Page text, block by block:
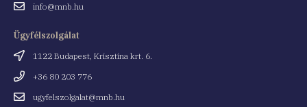
Emailinfo@mnb.hu
Ügyfélszolgálat
Cím
1122 Budapest, Krisztina krt. 6.
Telefonszám
+36 80 203 776
Emailugyfelszolgalat@mnb.hu